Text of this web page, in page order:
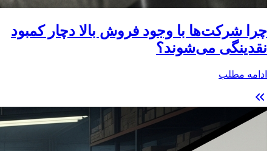
چرا شرکت‌ها با وجود فروش بالا دچار کمبود
نقدینگی می‌شوند؟
ادامه مطلب